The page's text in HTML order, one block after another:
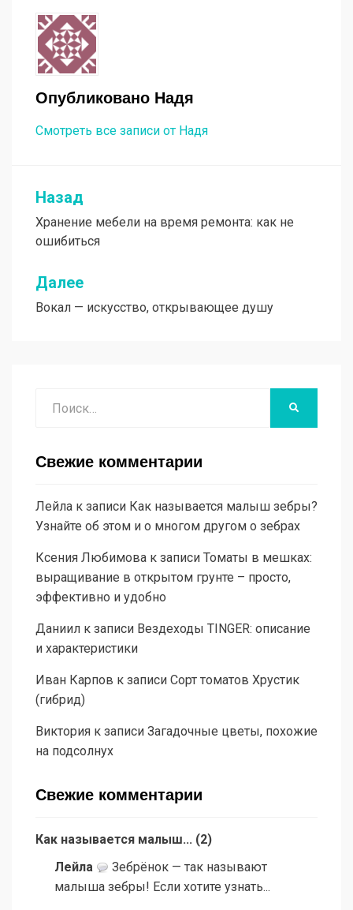
Опубликовано Надя
Смотреть все записи от Надя
Навигация
по
записям
Назад
Хранение мебели на время ремонта: как не
ошибиться
Далее
Вокал — искусство, открывающее душу
Свежие комментарии
Лейла к записи Как называется малыш зебры?
Узнайте об этом и о многом другом о зебрах
Ксения Любимова к записи Томаты в мешках:
выращивание в открытом грунте – просто,
эффективно и удобно
Даниил к записи Вездеходы TINGER: описание
и характеристики
Иван Карпов к записи Сорт томатов Хрустик
(гибрид)
Виктория к записи Загадочные цветы, похожие
на подсолнух
Свежие комментарии
Как называется малыш... (2)
Лейла
Зебрёнок — так называют
малыша зебры! Если хотите узнать...